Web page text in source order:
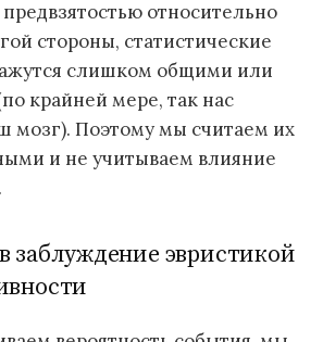
относительно
стороны, статистические
слишком общими или
крайней мере, так нас
мозг). Поэтому мы считаем их
и не учитываем влияние
заблуждение эвристикой